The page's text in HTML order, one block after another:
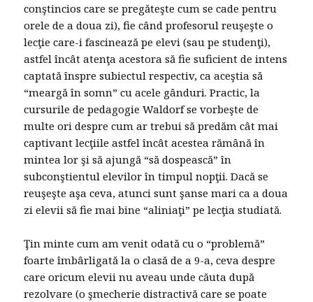
conştincios care se pregăteşte cum se cade pentru
orele de a doua zi), fie când profesorul reuşeşte o
lecţie care-i fascinează pe elevi (sau pe studenţi),
astfel încât atenţa acestora să fie suficient de intens
captată înspre subiectul respectiv, ca aceştia să
“meargă în somn” cu acele gânduri. Practic, la
cursurile de pedagogie Waldorf se vorbeşte de
multe ori despre cum ar trebui să predăm cât mai
captivant lecţiile astfel încât acestea rămână în
mintea lor şi să ajungă “să dospească” în
subconştientul elevilor în timpul nopţii. Dacă se
reuşeşte aşa ceva, atunci sunt şanse mari ca a doua
zi elevii să fie mai bine “aliniaţi” pe lecţia studiată.
Ţin minte cum am venit odată cu o “problemă”
foarte îmbârligată la o clasă de a 9-a, ceva despre
care oricum elevii nu aveau unde căuta după
rezolvare (o şmecherie distractivă care se poate